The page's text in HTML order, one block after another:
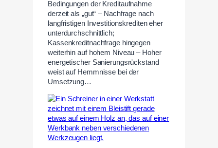
Bedingungen der Kreditaufnahme
derzeit als „gut“ – Nachfrage nach
langfristigen Investitionskrediten eher
unterdurchschnittlich;
Kassenkreditnachfrage hingegen
weiterhin auf hohem Niveau – Hoher
energetischer Sanierungsrückstand
weist auf Hemmnisse bei der
Umsetzung…